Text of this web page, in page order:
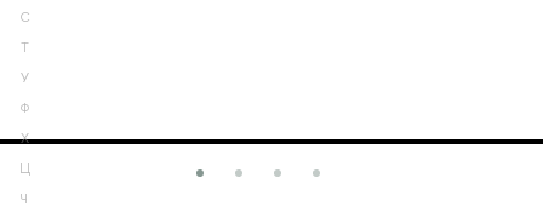
С
Т
У
Ф
Х
Ц
Ч